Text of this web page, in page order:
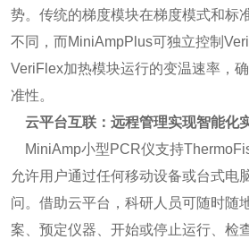
势。传统的梯度模块在梯度模式和标
不同，而MiniAmpPlus可独立控制
VeriFlex加热模块运行的变温速率，
准性。
云平台互联：远程管理实现智能化
MiniAmp小型PCR仪支持
允许用户通过任何移动设备或台式电
问。借助云平台，科研人员可随时随
案、预定仪器、开始或停止运行、检